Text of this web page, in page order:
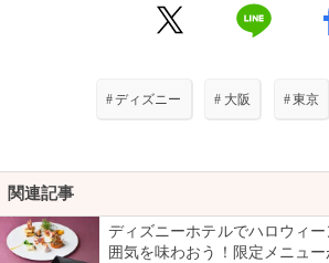
#ディズニー # 大阪 #東京
関連記事
ディズニーホテルでハロウィ
囲気を味わおう！限定メニュ